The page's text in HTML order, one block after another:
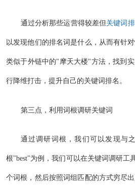
通过分析那些运营得较差但关键词
以发现他们的排名词是什么，从而有针
类似于外链中的"摩天大楼"方法，找到
行降维打击，提升自己的关键词排名。
第三点，利用词根调研关键词
通过调研词根，我们可以发现与
根"best"为例，我们可以在关键词调研工
个词根，然后按照词组匹配的方式穷尽